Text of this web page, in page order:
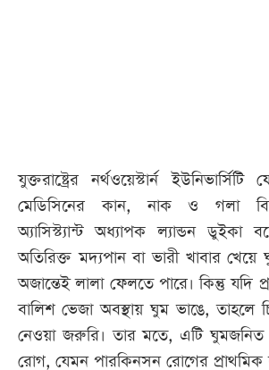
যুক্তরাষ্ট্রের নর্থওয়েস্টার্ন
মেডিসিনের কান, নাক ও গলা
অ্যাসিস্ট্যান্ট অধ্যাপক ল্যান্ডন
অতিরিক্ত মদ্যপান বা ভারী খাবার
অজান্তেই লালা ফেলতে পারে। কিন্তু যদি
বালিশ ভেজা অবস্থায় ঘুম ভাঙে, তাহলে
নেওয়া জরুরি। তার মতে, এটি ঘুমজনিত
রোগ, যেমন পারকিনসন রোগের প্রাথমিক